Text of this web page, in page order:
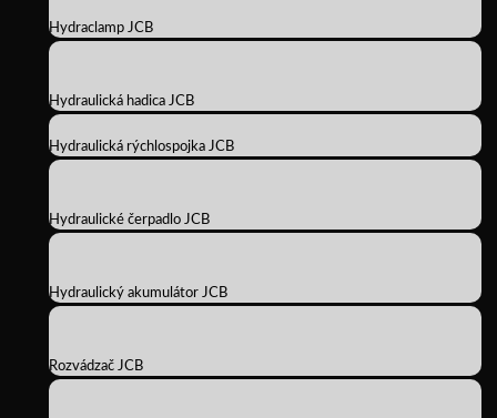
Hydraclamp JCB
Hydraulická hadica JCB
Hydraulická rýchlospojka JCB
Hydraulické čerpadlo JCB
Hydraulický akumulátor JCB
Rozvádzač JCB